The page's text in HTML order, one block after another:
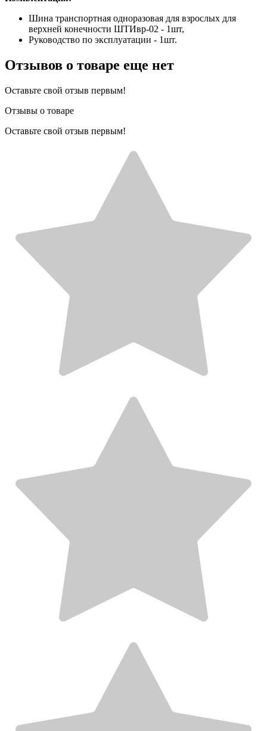
Шина транспортная одноразовая для взрослых для
верхней конечности ШТИвр-02 - 1шт,
Руководство по эксплуатации - 1шт.
Отзывов о товаре еще нет
Оставьте свой отзыв первым!
Отзывы о товаре
Оставьте свой отзыв первым!